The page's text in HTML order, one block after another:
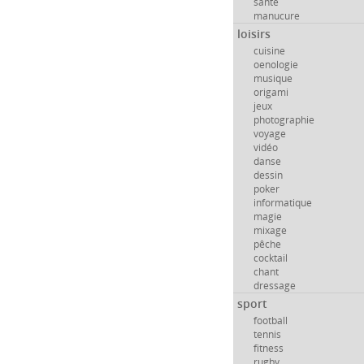
manucure
loisirs
cuisine
oenologie
musique
origami
jeux
photographie
voyage
vidéo
danse
dessin
poker
informatique
magie
mixage
pêche
cocktail
chant
dressage
sport
football
tennis
fitness